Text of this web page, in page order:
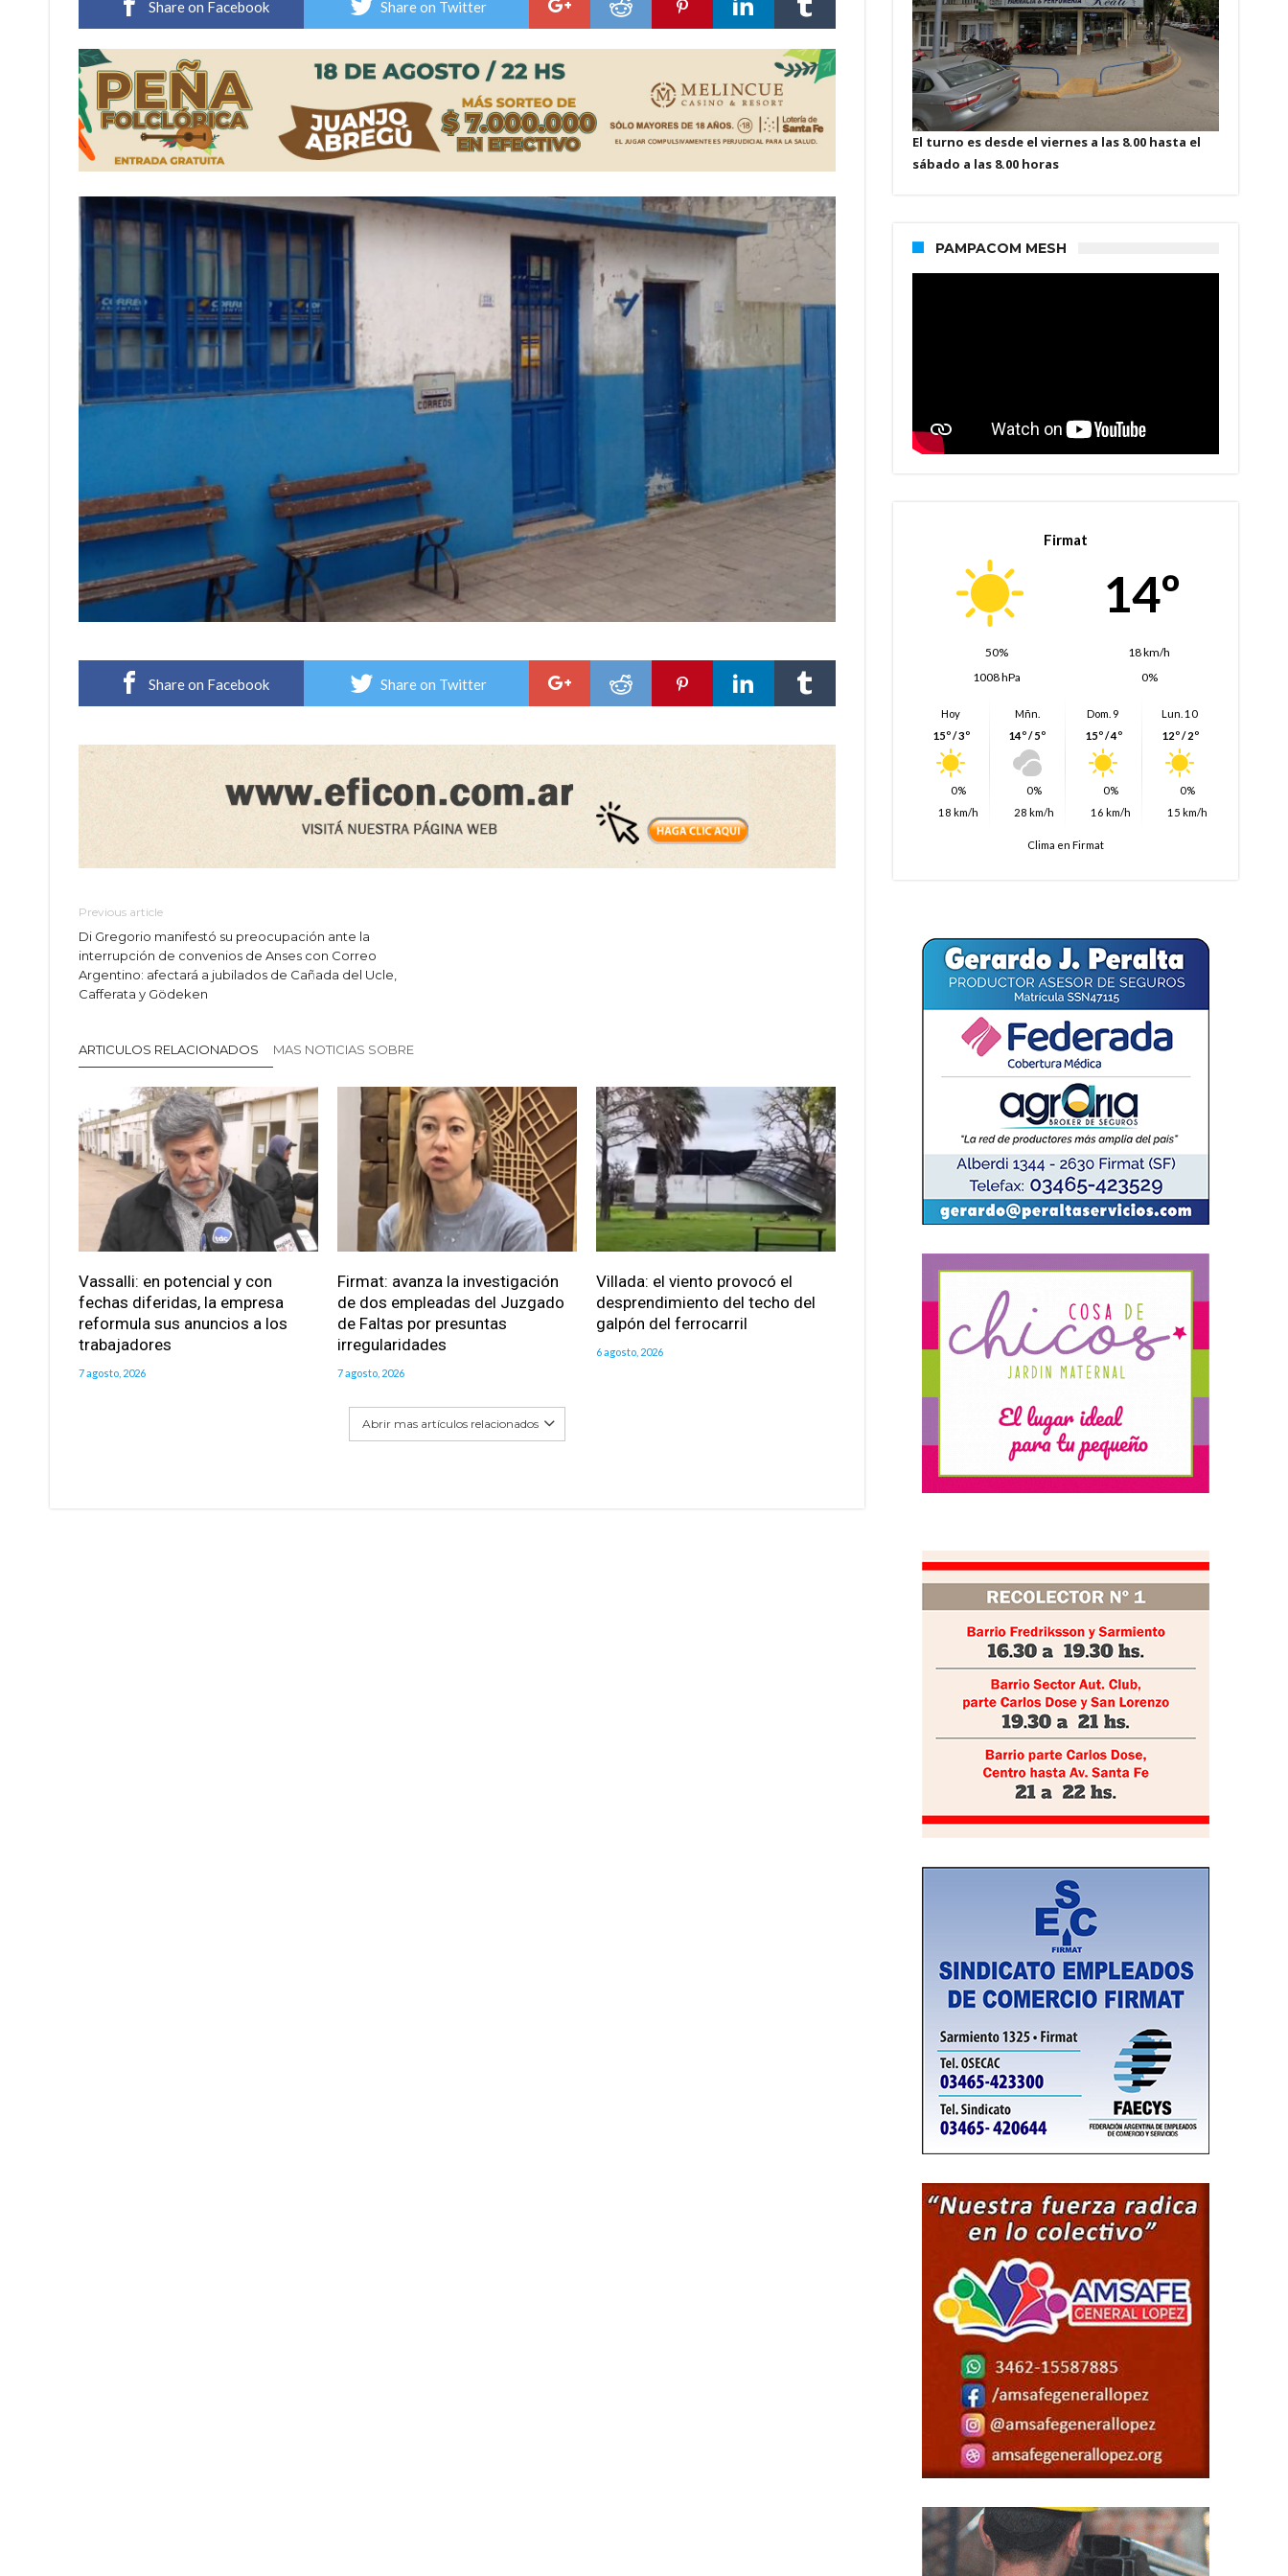
Share on Facebook Share on Twitter
Share on Facebook Share on Twitter
Previous article
Di Gregorio manifestó su preocupación ante la
interrupción de convenios de Anses con Correo
Argentino: afectará a jubilados de Cañada del Ucle,
Cafferata y Gödeken
ARTICULOS RELACIONADOS MAS NOTICIAS SOBRE
Vassalli: en potencial y con
fechas diferidas, la empresa
reformula sus anuncios a los
trabajadores
7 agosto, 2026
Firmat: avanza la investigación
de dos empleadas del Juzgado
de Faltas por presuntas
irregularidades
7 agosto, 2026
Villada: el viento provocó el
desprendimiento del techo del
galpón del ferrocarril
6 agosto, 2026
Abrir mas artículos relacionados
El turno es desde el viernes a las 8.00 hasta el
sábado a las 8.00 horas
PAMPACOM MESH
Firmat
14º
50%
18 km/h
1008 hPa
0%
Hoy
15º / 3º
0%
18 km/h
Mñn.
14º / 5º
0%
28 km/h
Dom. 9
15º / 4º
0%
16 km/h
Lun. 10
12º / 2º
0%
15 km/h
Clima en Firmat